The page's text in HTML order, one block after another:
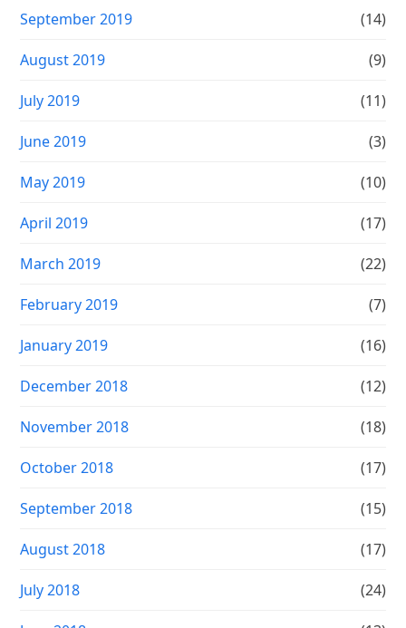
September 2019 (14)
August 2019 (9)
July 2019 (11)
June 2019 (3)
May 2019 (10)
April 2019 (17)
March 2019 (22)
February 2019 (7)
January 2019 (16)
December 2018 (12)
November 2018 (18)
October 2018 (17)
September 2018 (15)
August 2018 (17)
July 2018 (24)